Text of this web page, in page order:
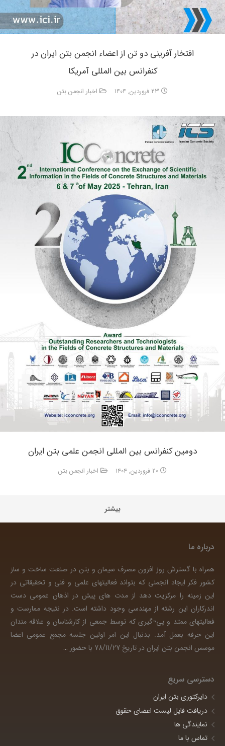
افتخار آفرینی دو تن از اعضاء انجمن بتن ایران در
کنفرانس بین المللی آمریکا
۲۳ فروردین, ۱۴۰۴ اخبار انجمن بتن
دومین کنفرانس بین المللی انجمن علمی بتن ایران
۲۰ فروردین, ۱۴۰۴ اخبار انجمن بتن
بیشتر
درباره ما
همراه با گسترش روز افزون مصرف سیمان و بتن در صنعت ساخت و ساز
کشور فکر ایجاد انجمنی که بتواند فعالیتهای علمی و فنی و تحقیقاتی در
این زمینه را مرکزیت دهد از مدت های پیش در اذهان عمومی دست
اندرکاران این رشته از مهندسی وجود داشته است. در نتیجه ممارست و
فعالیتهای ممتد و پی¬گیری که توسط جمعی از کارشناسان و علاقه مندان
این حرفه بعمل آمد. بدنبال این امر اولین جلسه مجمع عمومی اعضا
موسس انجمن بتن ایران در تاریخ 78/11/27 با حضور
…
دسترسی سریع
دایرکتوری بتن ایران
دریافت فایل لیست اعضای حقوق
نمایندگی ها
تماس با ما